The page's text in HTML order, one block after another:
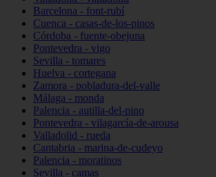
Barcelona - font-rubí
Cuenca - casas-de-los-pinos
Córdoba - fuente-obejuna
Pontevedra - vigo
Sevilla - tomares
Huelva - cortegana
Zamora - pobladura-del-valle
Málaga - monda
Palencia - autilla-del-pino
Pontevedra - vilagarcía-de-arousa
Valladolid - rueda
Cantabria - marina-de-cudeyo
Palencia - moratinos
Sevilla - camas